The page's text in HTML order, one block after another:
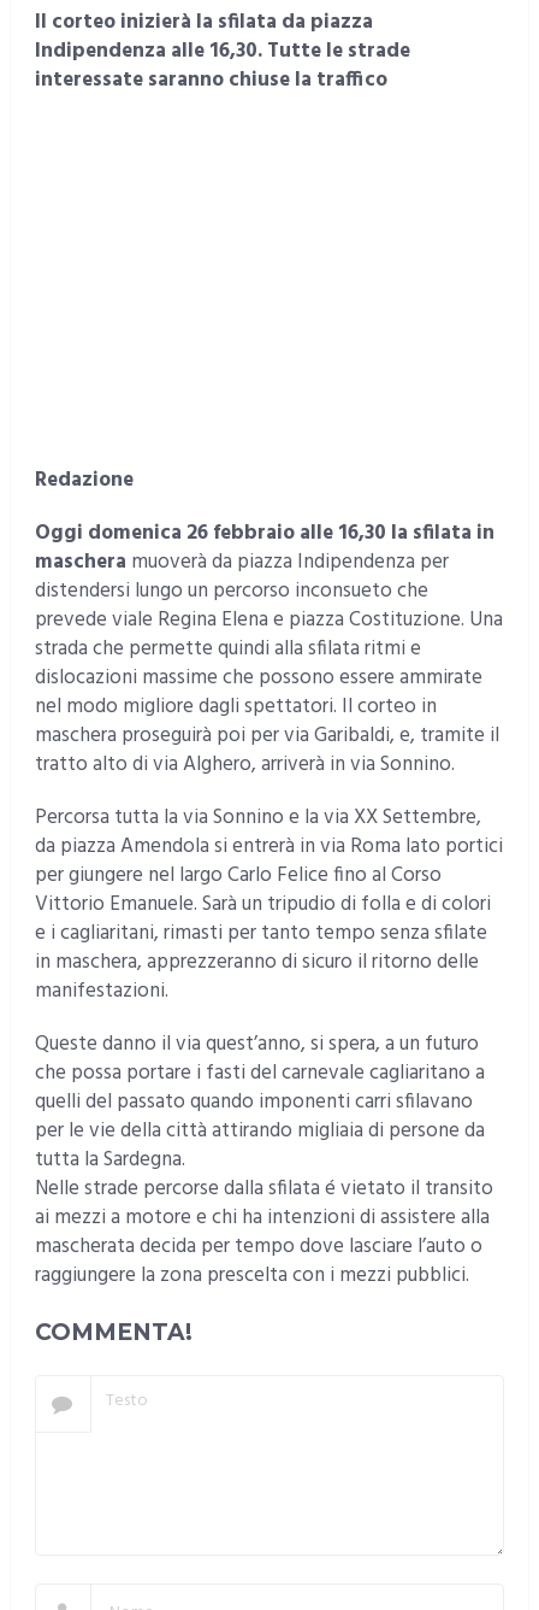
Il corteo inizierà la sfilata da piazza
Indipendenza alle 16,30. Tutte le strade
interessate saranno chiuse la traffico
Redazione
Oggi domenica 26 febbraio alle 16,30 la sfilata in
maschera muoverà da piazza Indipendenza per
distendersi lungo un percorso inconsueto che
prevede viale Regina Elena e piazza Costituzione. Una
strada che permette quindi alla sfilata ritmi e
dislocazioni massime che possono essere ammirate
nel modo migliore dagli spettatori. Il corteo in
maschera proseguirà poi per via Garibaldi, e, tramite il
tratto alto di via Alghero, arriverà in via Sonnino.
Percorsa tutta la via Sonnino e la via XX Settembre,
da piazza Amendola si entrerà in via Roma lato portici
per giungere nel largo Carlo Felice fino al Corso
Vittorio Emanuele. Sarà un tripudio di folla e di colori
e i cagliaritani, rimasti per tanto tempo senza sfilate
in maschera, apprezzeranno di sicuro il ritorno delle
manifestazioni.
Queste danno il via quest’anno, si spera, a un futuro
che possa portare i fasti del carnevale cagliaritano a
quelli del passato quando imponenti carri sfilavano
per le vie della città attirando migliaia di persone da
tutta la Sardegna.
Nelle strade percorse dalla sfilata é vietato il transito
ai mezzi a motore e chi ha intenzioni di assistere alla
mascherata decida per tempo dove lasciare l’auto o
raggiungere la zona prescelta con i mezzi pubblici.
COMMENTA!